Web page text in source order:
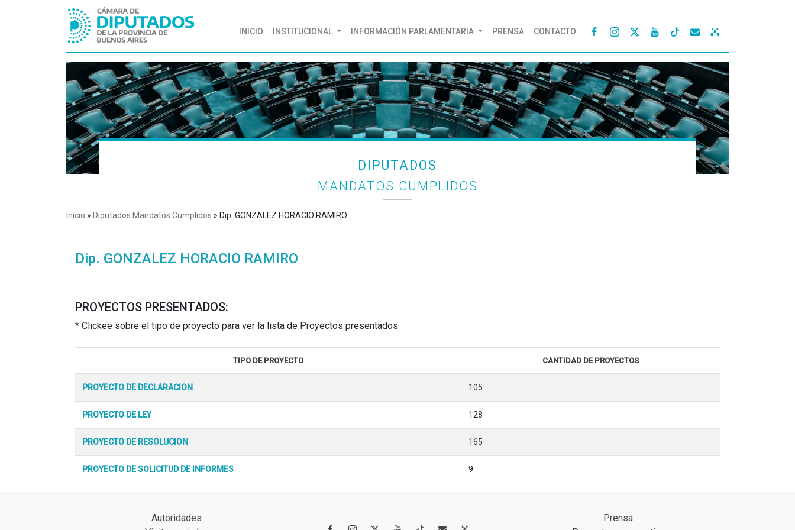
INICIO (CURRENT)
INSTITUCIONAL INFORMACIÓN PARLAMENTARIA PRENSA CONTACTO    
DIPUTADOS
MANDATOS CUMPLIDOS
Inicio » Diputados Mandatos Cumplidos » Dip. GONZALEZ HORACIO RAMIRO
Dip. GONZALEZ HORACIO RAMIRO
PROYECTOS PRESENTADOS:
* Clickee sobre el tipo de proyecto para ver la lista de Proyectos presentados
TIPO DE PROYECTO CANTIDAD DE PROYECTOS
PROYECTO DE DECLARACION 105
PROYECTO DE LEY 128
PROYECTO DE RESOLUCION 165
PROYECTO DE SOLICITUD DE INFORMES 9
Autoridades
Prensa